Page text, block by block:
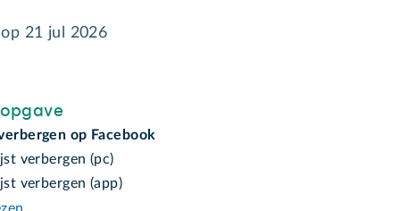
21 jul 2026
op Facebook
verbergen (pc)
verbergen (app)